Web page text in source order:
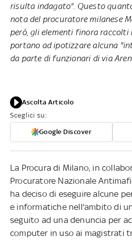
risulta indagato". Questo
nota del procuratore milanese
però, gli elementi finora raccolti
portano ad ipotizzare alcuna
da parte di funzionari di via
Ascolta Articolo
Sceglici su:
Google Discover
La Procura di Milano, in
Procuratore Nazionale
ha deciso di eseguire alcune
e informatiche nell'ambito di
seguito ad una denuncia per
computer in uso ai magistrati